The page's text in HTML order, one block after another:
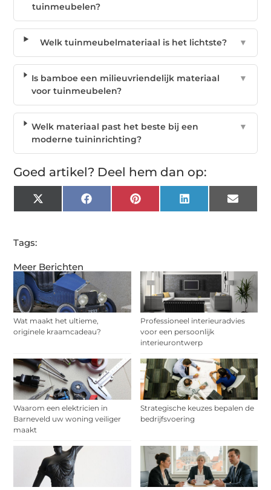
Meer Berichten
Wat maakt het ultieme,
originele kraamcadeau?
Professioneel interieuradvies
voor een persoonlijk
interieurontwerp
Waarom een elektricien in
Barneveld uw woning veiliger
maakt
Strategische keuzes bepalen de
bedrijfsvoering
tuinmeubelen?
Welk tuinmeubelmateriaal is het lichtste? ▼
Is bamboe een milieuvriendelijk materiaal
voor tuinmeubelen?
▼
Welk materiaal past het beste bij een
moderne tuininrichting?
▼
Goed artikel? Deel hem dan op:
X
(Twitter)
Facebook Pinterest LinkedIn Email
Tags: